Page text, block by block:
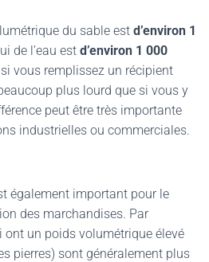
du sable est d’environ 1
de l’eau est d’environ 1 000
vous remplissez un récipient
plus lourd que si vous y
peut être très importante
industrielles ou commerciales.
également important pour le
des marchandises. Par
ont un poids volumétrique élevé
pierres) sont généralement plus